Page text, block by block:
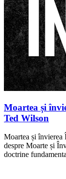
Moartea și
Ted Wilson
Moartea și învierea
despre Moarte și
doctrine